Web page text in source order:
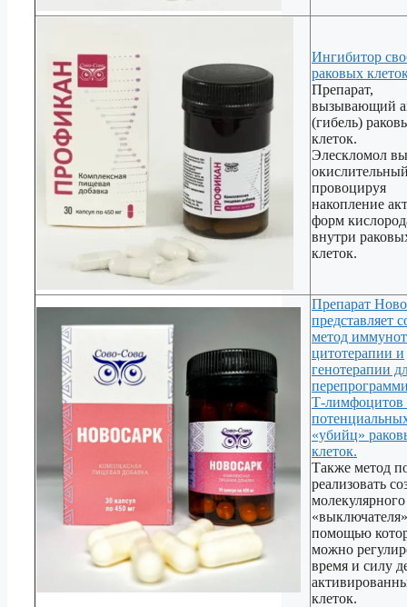
Ингибитор
раковых
Препарат,
вызывающий
(гибель)
клеток.
Элескломол
провоцируя
накопление
форм
внутри
клеток.
Препарат
представляет
метод
цитотерапии и
генотерапии
Т-лимфоцитов
«убийц»
клеток.
Также метод
реализовать
молекулярного
помощью
можно
время и силу
клеток.